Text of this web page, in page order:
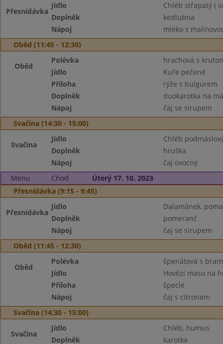
Přesnídávka
Jídlo
Chléb střapatý (
Doplněk
kedlubna
Nápoj
mléko s
Oběd (11:45 - 12:30)
Oběd
Polévka
hrachová s
Jídlo
Kuře pečené
Příloha
rýže s bulgurem
Doplněk
duokarotka na
Nápoj
čaj se sirupem
Svačina (14:30 - 15:00)
Svačina
Jídlo
Chléb
Doplněk
hruška
Nápoj
čaj ovocný
Menu
Chod
Úterý 17. 10. 2023
Přesnídávka (9:15 - 9:45)
Přesnídávka
Jídlo
Dalamánek,
Doplněk
pomeranč
Nápoj
čaj se sirupem
Oběd (11:45 - 12:30)
Oběd
Polévka
špenátová s
Jídlo
Hovězí maso na
Příloha
špecle
Nápoj
čaj s citronem
Svačina (14:30 - 15:00)
Svačina
Jídlo
Chléb, humus
Doplněk
karotka